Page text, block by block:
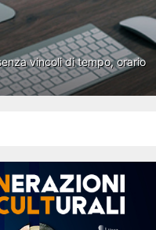
vincoli di tempo, orario